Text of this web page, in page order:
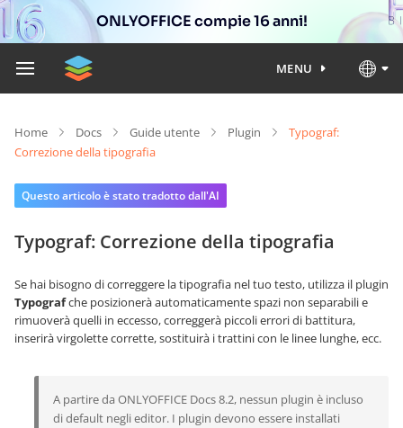
ONLYOFFICE compie 16 anni!
MENU
Home Docs Guide utente Plugin
Typograf:
Correzione della tipografia
Questo articolo è stato tradotto dall'AI
Typograf: Correzione della tipografia
Se hai bisogno di correggere la tipografia nel tuo testo, utilizza il plugin
Typografche posizionerà automaticamente spazi non separabili e
rimuoverà quelli in eccesso, correggerà piccoli errori di battitura,
inserirà virgolette corrette, sostituirà i trattini con le linee lunghe, ecc.
A partire da ONLYOFFICE Docs 8.2, nessun plugin è incluso
di default negli editor. I plugin devono essere installati